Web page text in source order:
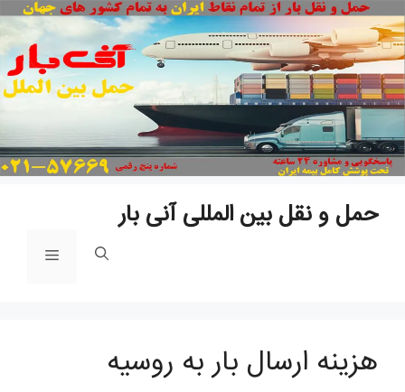
حمل و نقل بین المللی آنی بار
فهرست
هزینه ارسال بار به روسیه